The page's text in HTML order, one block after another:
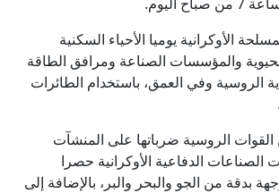
الأوكرانية يوميا الأحياء السكنية
والمؤسسات الصناعة ومرافق الطاقة
الروسية وفي العمق، باستخدام الطائرات
الروسية ضرباتها على المنشآت
الدفاعية الأوكرانية حصرا
بدقة من الجو والبحر والبر، بالإضافة إلى